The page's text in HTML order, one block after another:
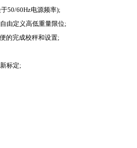
50/60Hz电源频率);
由定义高低重量限位;
的完成校秤和设置;
标定;